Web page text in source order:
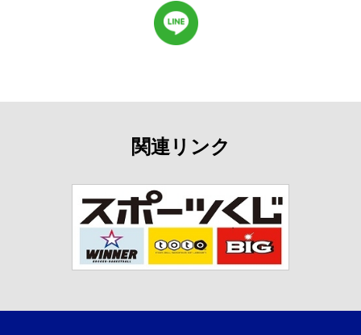
関連リンク